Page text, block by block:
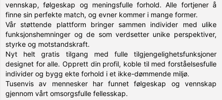
vennskap, følgeskap og meningsfulle forhold. Alle fortjener å
finne sin perfekte match, og evner kommer i mange former.
Vår støttende plattform bringer sammen individer med ulike
funksjonshemninger og de som verdsetter unike perspektiver,
styrke og motstandskraft.
Nyt helt gratis tilgang med fulle tilgjengelighetsfunksjoner
designet for alle. Opprett din profil, koble til med forståelsesfulle
individer og bygg ekte forhold i et ikke-dømmende miljø.
Tusenvis av mennesker har funnet følgeskap og vennskap
gjennom vårt omsorgsfulle fellesskap.